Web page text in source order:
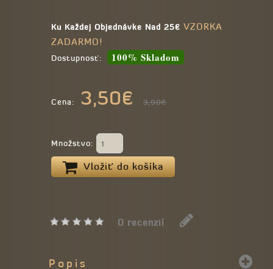
Ku Každej Objednávke Nad 25€ VZORKA
ZADARMO!
Dostupnosť: 100% Skladom
Cena: 3,50€ 3,90€
Množstvo:
Vložiť do košíka
0 recenzií
Popis